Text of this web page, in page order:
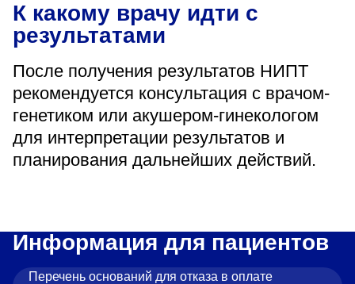
К какому врачу идти с
результатами
После получения результатов НИПТ
рекомендуется консультация с врачом-
генетиком или акушером-гинекологом
для интерпретации результатов и
планирования дальнейших действий.
Информация для пациентов
Перечень оснований для отказа в оплате